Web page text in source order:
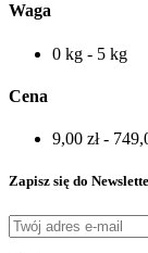
Waga
0 kg - 5 kg
Cena
9,00 zł -
Zapisz się do